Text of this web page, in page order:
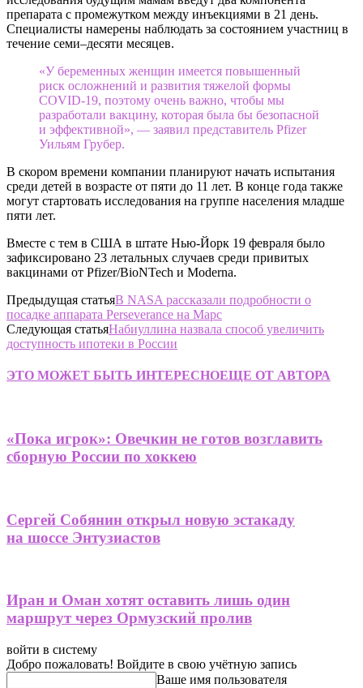
препарата с промежутком между инъекциями в 21 день.
Специалисты намерены наблюдать за состоянием участниц в
течение семи–десяти месяцев.
«У беременных женщин имеется повышенный
риск осложнений и развития тяжелой формы
COVID-19, поэтому очень важно, чтобы мы
разработали вакцину, которая была бы безопасной
и эффективной», — заявил представитель Pfizer
Уильям Грубер.
В скором времени компании планируют начать испытания
среди детей в возрасте от пяти до 11 лет. В конце года также
могут стартовать исследования на группе населения младше
пяти лет.
Вместе с тем в США в штате Нью-Йорк 19 февраля было
зафиксировано 23 летальных случаев среди привитых
вакцинами от Pfizer/BioNTech и Moderna.
Предыдущая статьяВ NASA рассказали подробности о
посадке аппарата Perseverance на Марс
Следующая статьяНабиуллина назвала способ увеличить
доступность ипотеки в России
ЭТО МОЖЕТ БЫТЬ ИНТЕРЕСНОЕЩЕ ОТ АВТОРА
«Пока игрок»: Овечкин не готов возглавить
сборную России по хоккею
Сергей Собянин открыл новую эстакаду
на шоссе Энтузиастов
Иран и Оман хотят оставить лишь один
маршрут через Ормузский пролив
войти в систему
Добро пожаловать! Войдите в свою учётную запись
Ваше имя пользователя